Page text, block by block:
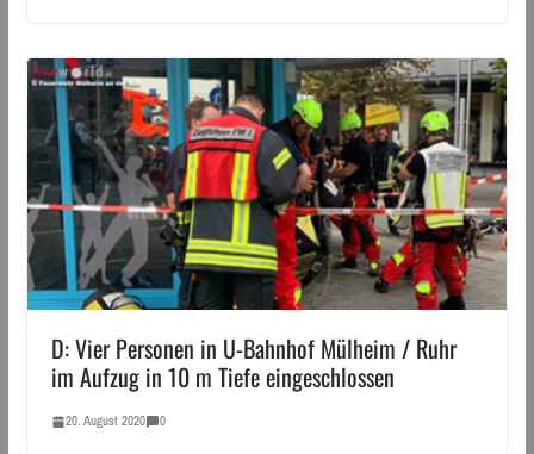
D: Vier Personen in U-Bahnhof Mülheim / Ruhr
im Aufzug in 10 m Tiefe eingeschlossen
20. August 2020 0